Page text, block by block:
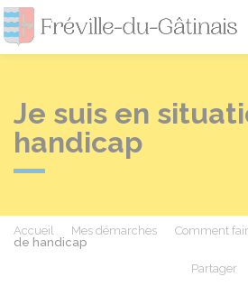
Je suis en
handicap
Accueil Mes démarches Comment
de handicap
Partager